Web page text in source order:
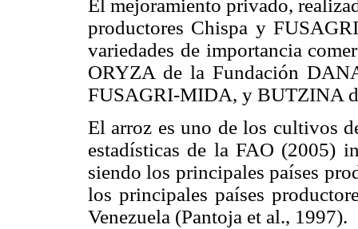
El mejoramiento privado,
productores Chispa y
variedades de importancia
ORYZA de la Fundación
FUSAGRI-MIDA, y BUTZINA
El arroz es uno de los cultivos
estadísticas de la FAO (2005)
siendo los principales países
los principales países
Venezuela (Pantoja et al., 1997).